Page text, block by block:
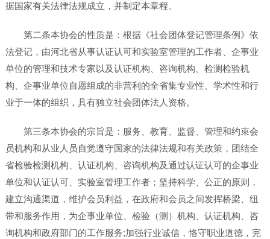
据国家有关法律法规成立，并制定本章程。
第二条本协会的性质是：根据《社会团体登记管理条例》依
法登记，由河北省从事认证认可和实验室管理的工作者、企事业
单位的管理和技术专家以及认证机构、咨询机构、检测检验机
构、企事业单位自愿组成的非营利的全省集专业性、学术性和行
业于一体的组织，具有独立社会团体法人资格。
第三条本协会的宗旨是：服务、教育、监督、管理和约束会
员机构和从业人员自觉遵守国家的法律法规和有关政策，团结全
省检验检测机构、认证机构、咨询机构及通过认证认可的企事业
单位和认证认可、实验室管理工作者；坚持科学、公正的原则，
建立沟通渠道，维护会员利益，在政府和会员之间发挥桥梁、纽
带和服务作用，为企事业单位、检验（测）机构、认证机构、咨
询机构和政府部门的工作服务;加强行业诚信，恪守职业道德，完